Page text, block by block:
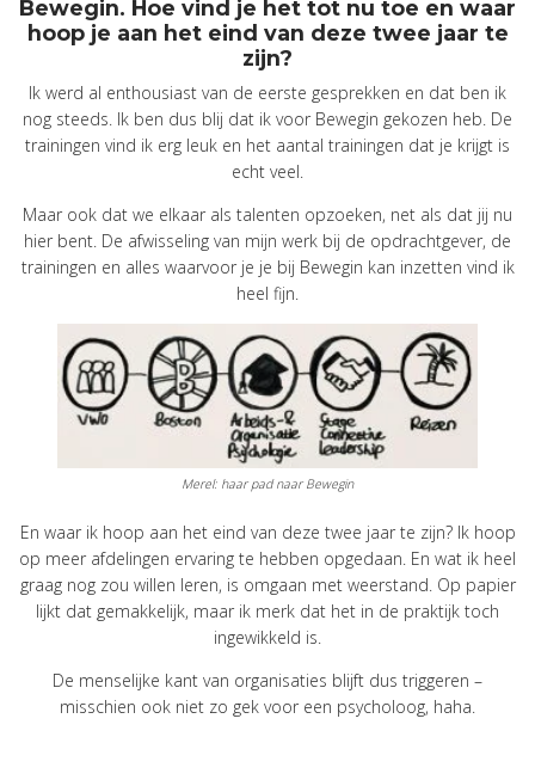
Bewegin. Hoe vind je het tot nu toe en waar
hoop je aan het eind van deze twee jaar te
zijn?
Ik werd al enthousiast van de eerste gesprekken en dat ben ik
nog steeds. Ik ben dus blij dat ik voor Bewegin gekozen heb. De
trainingen vind ik erg leuk en het aantal trainingen dat je krijgt is
echt veel.
Maar ook dat we elkaar als talenten opzoeken, net als dat jij nu
hier bent. De afwisseling van mijn werk bij de opdrachtgever, de
trainingen en alles waarvoor je je bij Bewegin kan inzetten vind ik
heel fijn.
Merel: haar pad naar Bewegin
En waar ik hoop aan het eind van deze twee jaar te zijn? Ik hoop
op meer afdelingen ervaring te hebben opgedaan. En wat ik heel
graag nog zou willen leren, is omgaan met weerstand. Op papier
lijkt dat gemakkelijk, maar ik merk dat het in de praktijk toch
ingewikkeld is.
De menselijke kant van organisaties blijft dus triggeren –
misschien ook niet zo gek voor een psycholoog, haha.